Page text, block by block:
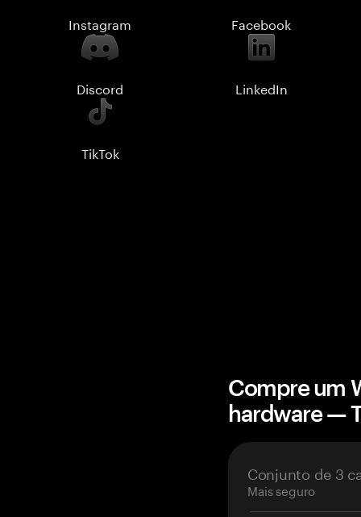
Instagram Facebook
Discord LinkedIn
TikTok
Compre um
hardware —
Conjunto de 3
Mais seguro